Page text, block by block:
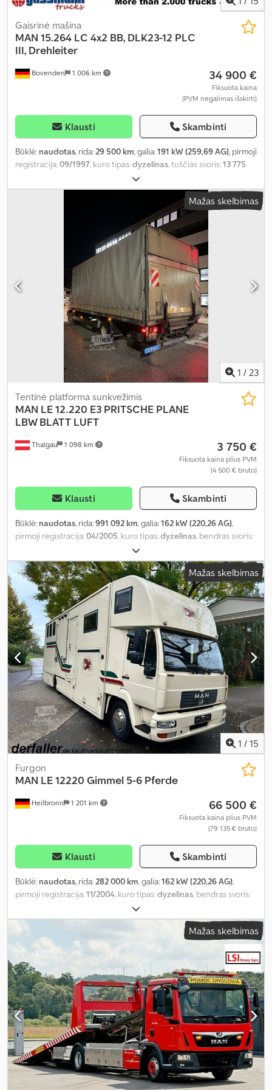
Bovenden 1 006 km
Gaisrinė mašina
MAN 15.264 LC 4x2 BB, DLK23-12 PLC
III, Drehleiter
34 900 €
Fiksuota kaina
(PVM negalimas išskirti)
Klausti Skambinti
Būklė: naudotas, rida:29 500 km, galia:191 kW (259,69 AG), pirmoji
registracija:09/1997, kuro tipas:dyzelinas, tuščias svoris:13 775
1 225 kg
padangos dydis:285/70R19.5, ašių konfigūracija:4x2, ratų bazė:
, vairuotojo kabina: dieninė kabina
, emisijos klasė:euro2 , pakaba:
, Įranga:ABS, diferencialo užraktas,
kabina, papildomi žibintai, priešrūkiniai žibintai
Mažas skelbimas
1 / 23
Thalgau 1 098 km
Tentinė platforma sunkvežimis
MAN LE 12.220 E3 PRITSCHE PLANE
LBW BLATT LUFT
3 750 €
Fiksuota kaina plius PVM
(4 500 € bruto)
Klausti Skambinti
Būklė: naudotas, rida:991 092 km, galia:162 kW (220,26 AG),
pirmoji registracija:04/2005, kuro tipas:dyzelinas, bendras svoris:
2 ašys
mechaninis, emisijos klasė:Euro 3, Gamybos metai:2005, Įranga:
ABS, galinis keltuvas, Mažas skelbimas
1 / 15
Heilbronn 1 201 km
Furgon
MAN LE 12220 Gimmel 5-6 Pferde
66 500 €
Fiksuota kaina plius PVM
(79 135 € bruto)
Klausti Skambinti
Būklė: naudotas, rida:282 000 km, galia:162 kW (220,26 AG),
pirmoji registracija:11/2004, kuro tipas:dyzelinas, bendras svoris:
, pavaros tipas:
Euro 4, pakaba:oras, sėdimų vietų skaičius:3, Įranga:kruizo
kontrolė, oro kondicionavimas, priekabos jungtis, vonios
kambarys,
Mažas skelbimas